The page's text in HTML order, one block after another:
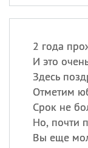
2 года
И это
Здесь
Отметим
Срок не
Но, почти
Вы еще